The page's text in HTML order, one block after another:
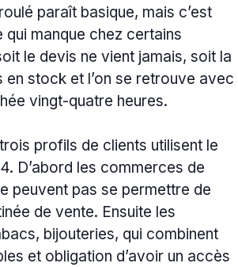
paraît basique, mais c’est
manque chez certains
le devis ne vient jamais, soit la
en stock et l’on se retrouve avec
vingt-quatre heures.
profils de clients utilisent le
D’abord les commerces de
peuvent pas se permettre de
de vente. Ensuite les
bijouteries, qui combinent
et obligation d’avoir un accès